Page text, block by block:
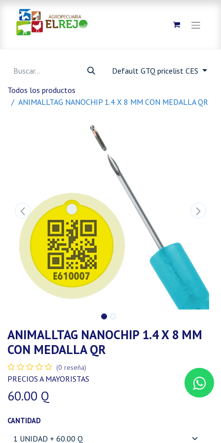
Default GTQ pricelist CES
Todos los productos
ANIMALLTAG NANOCHIP 1.4 X 8 MM CON MEDALLA QR
ANIMALLTAG NANOCHIP 1.4 X 8 MM
CON MEDALLA QR
(0 reseña)
PRECIOS A MAYORISTAS
60.00 Q
CANTIDAD